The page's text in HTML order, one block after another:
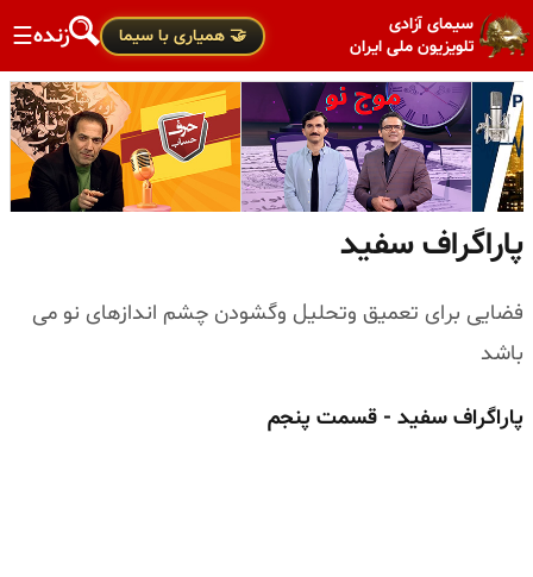
سیمای آزادی
تلویزیون ملی ایران
🤝 همیاری با سیما زنده☰
پاراگراف سفید
فضایی برای تعمیق وتحلیل وگشودن چشم اندازهای نو می
باشد
پاراگراف سفید - قسمت پنجم